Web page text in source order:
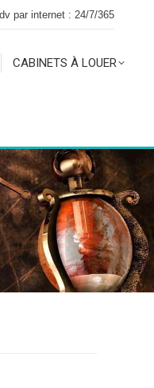
par internet : 24/7/365
CABINETS À LOUER